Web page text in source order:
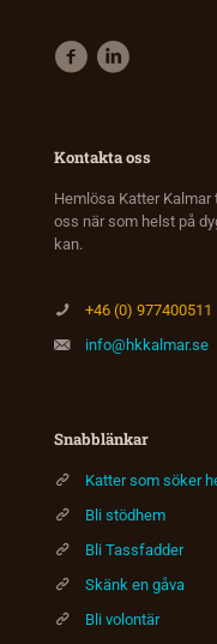
Kontakta oss
Hemlösa Katter
oss när som helst på
kan.
+46 (0) 977400511
info@hkkalmar.se
Snabblänkar
Katter som söker
Bli stödhem
Bli Tassfadder
Skänk en gåva
Bli volontär